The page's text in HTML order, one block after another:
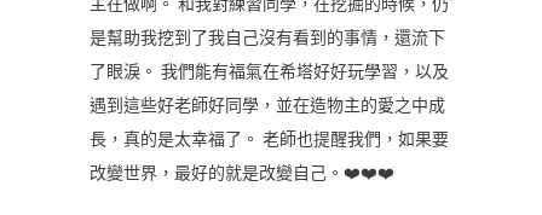
是幫助我挖到了我自己沒有看到的事情，還流下
了眼淚。 我們能有福氣在希塔好好玩學習，以及
遇到這些好老師好同學，並在造物主的愛之中成
長，真的是太幸福了。 老師也提醒我們，如果要
改變世界，最好的就是改變自己。❤️❤️❤️